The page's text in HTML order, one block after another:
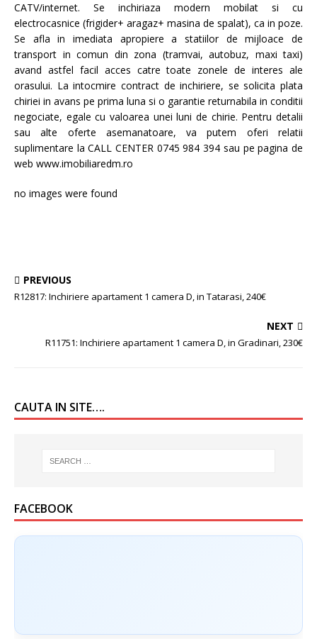
CATV/internet. Se inchiriaza modern mobilat si cu
electrocasnice (frigider+ aragaz+ masina de spalat), ca in poze.
Se afla in imediata apropiere a statiilor de mijloace de
transport in comun din zona (tramvai, autobuz, maxi taxi)
avand astfel facil acces catre toate zonele de interes ale
orasului. La intocmire contract de inchiriere, se solicita plata
chiriei in avans pe prima luna si o garantie returnabila in conditii
negociate, egale cu valoarea unei luni de chirie. Pentru detalii
sau alte oferte asemanatoare, va putem oferi relatii
suplimentare la CALL CENTER 0745 984 394 sau pe pagina de
web www.imobiliaredm.ro
no images were found
PREVIOUS
R12817: Inchiriere apartament 1 camera D, in Tatarasi, 240€
NEXT
R11751: Inchiriere apartament 1 camera D, in Gradinari, 230€
CAUTA IN SITE….
FACEBOOK